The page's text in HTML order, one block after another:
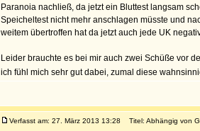
Paranoia nachließ, da jetzt ein Bluttest langsam
Speicheltest nicht mehr anschlagen müsste und
weitem übertroffen hat da jetzt auch jede UK
Leider brauchte es bei mir auch zwei Schüße vor
ich fühl mich sehr gut dabei, zumal diese
Verfasst am: 27. März 2013 13:28 Titel: Abhängig von